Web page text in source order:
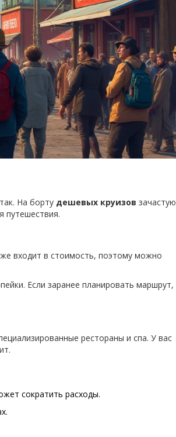
На борту дешевых круизов зачастую
путешествия.
входит в стоимость, поэтому можно
Если заранее планировать маршрут,
рестораны и спа. У вас
сократить расходы.